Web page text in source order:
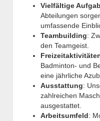
Vielfältige
Abteilungen
umfassende
Teambuilding:
den Teamgeist.
Badminton- und
eine jährliche
Ausstattung:
zahlreichen
ausgestattet.
Arbeitsumfeld: